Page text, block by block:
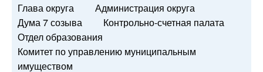
Глава округа
Администрация округа
Дума 7 созыва
Контрольно-счетная палата
Отдел образования
Комитет по управлению муниципальным
имуществом